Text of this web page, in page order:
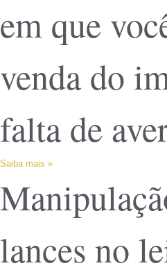
em que
venda do
falta de
Saiba mais »
lances no